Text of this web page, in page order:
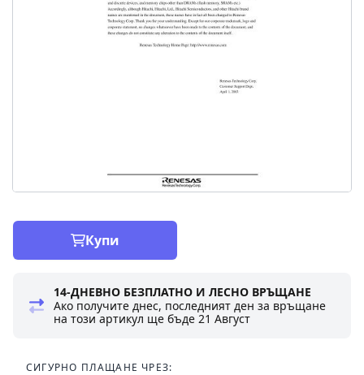
Купи
14-ДНЕВНО БЕЗПЛАТНО И ЛЕСНО ВРЪЩАНЕ
Ако получите днес, последният ден за връщане
на този артикул ще бъде21 Август
СИГУРНО ПЛАЩАНЕ ЧРЕЗ: